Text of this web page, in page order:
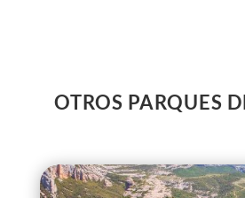
OTROS PARQUES